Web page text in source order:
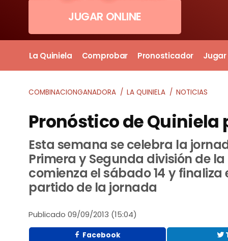
JUGAR ONLINE
La Quiniela Comprobar Pronosticador Jugar
COMBINACIONGANADORA LA QUINIELA NOTICIAS
Pronóstico de Quiniela
Esta semana se celebra la
Primera y Segunda división de
comienza el sábado 14 y
partido de la jornada
Publicado 09/09/2013 (15:04)
Facebook